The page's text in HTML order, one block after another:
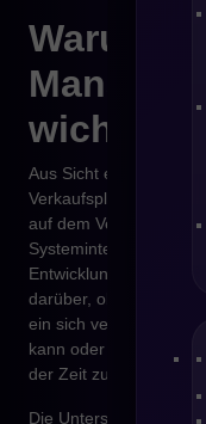
Warum
wichtig?
Aus Sicht eines CEO
Verkaufsplattform nicht
auf dem
Systemintegrationen
darüber, ob
ein sich veränderndes
kann oder ob sie
der Zeit zu begrenzen
Die Unterschiede